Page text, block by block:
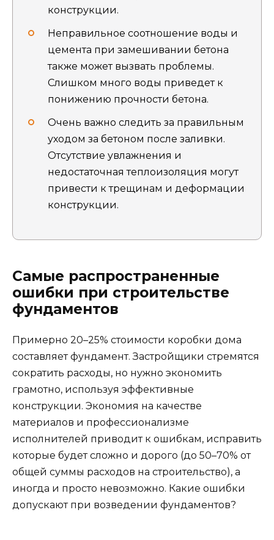
конструкции.
Неправильное соотношение воды и
цемента при замешивании бетона
также может вызвать проблемы.
Слишком много воды приведет к
понижению прочности бетона.
Очень важно следить за правильным
уходом за бетоном после заливки.
Отсутствие увлажнения и
недостаточная теплоизоляция могут
привести к трещинам и деформации
конструкции.
Самые распространенные
ошибки при строительстве
фундаментов
Примерно 20–25% стоимости коробки дома
составляет фундамент. Застройщики стремятся
сократить расходы, но нужно экономить
грамотно, используя эффективные
конструкции. Экономия на качестве
материалов и профессионализме
исполнителей приводит к ошибкам, исправить
которые будет сложно и дорого (до 50–70% от
общей суммы расходов на строительство), а
иногда и просто невозможно. Какие ошибки
допускают при возведении фундаментов?